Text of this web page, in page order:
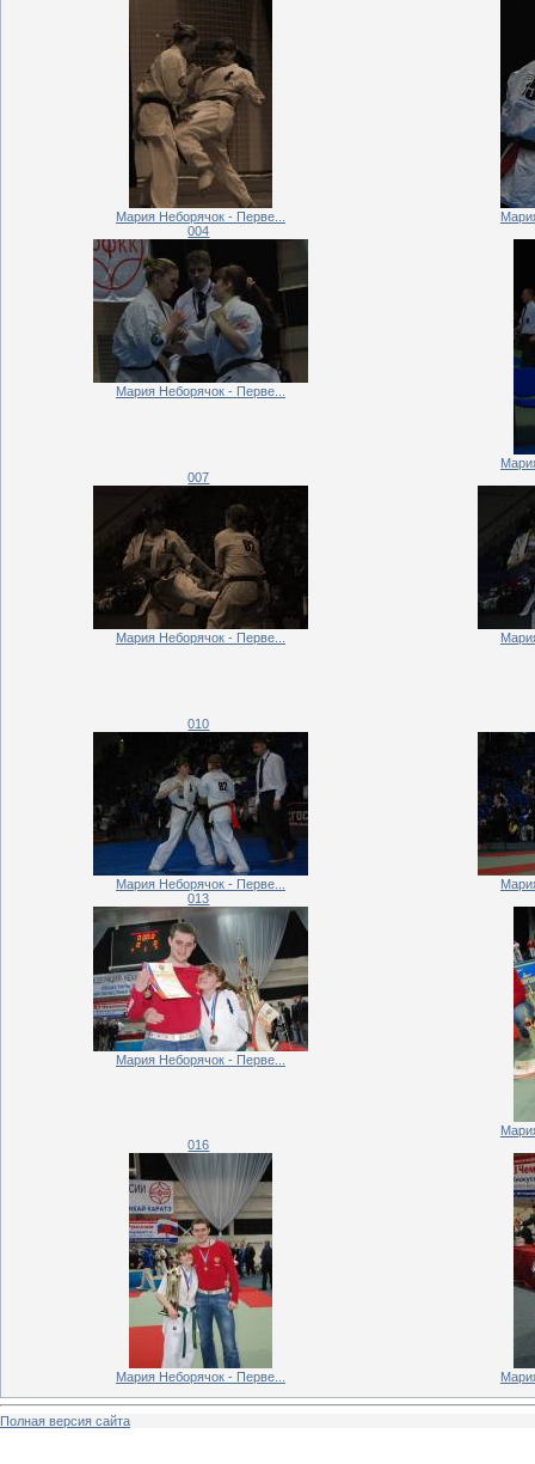
Мария Неборячок - Перве...
004
Мария Неборячок - Перве...
007
Мария Неборячок - Перве...
010
Мария Неборячок - Перве...
013
Мария Неборячок - Перве...
016
Мария Неборячок - Перве...
Полная версия сайта